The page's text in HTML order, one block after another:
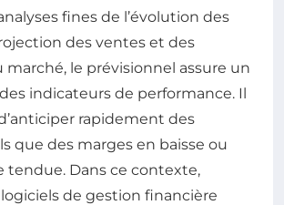
fines de l’évolution des
des ventes et des
le prévisionnel assure un
indicateurs de performance. Il
rapidement des
que des marges en baisse ou
tendue. Dans ce contexte,
de gestion financière